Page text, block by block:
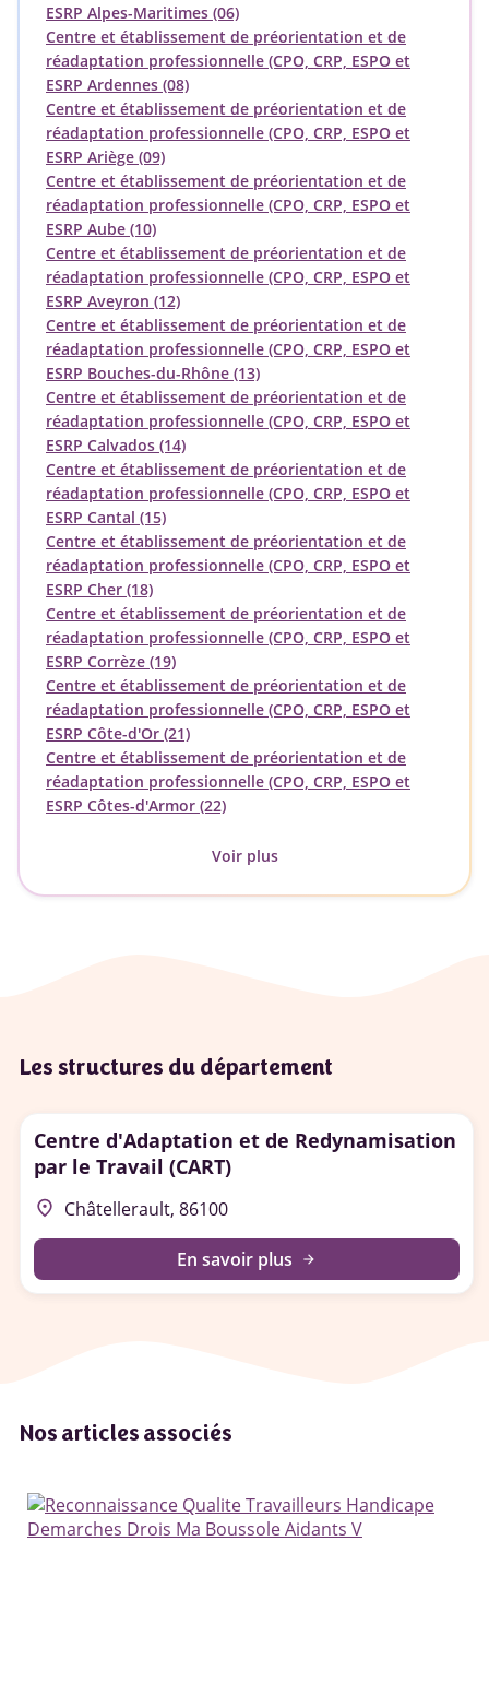
ESRP Alpes-Maritimes (06)
Centre et établissement de préorientation et de
réadaptation professionnelle (CPO, CRP, ESPO et
ESRP Ardennes (08)
Centre et établissement de préorientation et de
réadaptation professionnelle (CPO, CRP, ESPO et
ESRP Ariège (09)
Centre et établissement de préorientation et de
réadaptation professionnelle (CPO, CRP, ESPO et
ESRP Aube (10)
Centre et établissement de préorientation et de
réadaptation professionnelle (CPO, CRP, ESPO et
ESRP Aveyron (12)
Centre et établissement de préorientation et de
réadaptation professionnelle (CPO, CRP, ESPO et
ESRP Bouches-du-Rhône (13)
Centre et établissement de préorientation et de
réadaptation professionnelle (CPO, CRP, ESPO et
ESRP Calvados (14)
Centre et établissement de préorientation et de
réadaptation professionnelle (CPO, CRP, ESPO et
ESRP Cantal (15)
Centre et établissement de préorientation et de
réadaptation professionnelle (CPO, CRP, ESPO et
ESRP Cher (18)
Centre et établissement de préorientation et de
réadaptation professionnelle (CPO, CRP, ESPO et
ESRP Corrèze (19)
Centre et établissement de préorientation et de
réadaptation professionnelle (CPO, CRP, ESPO et
ESRP Côte-d'Or (21)
Centre et établissement de préorientation et de
réadaptation professionnelle (CPO, CRP, ESPO et
ESRP Côtes-d'Armor (22)
Voir plus
Les structures du département
Centre d'Adaptation et de Redynamisation
par le Travail (CART)
place Châtellerault, 86100
En savoir plus arrow_forward
Nos articles associés